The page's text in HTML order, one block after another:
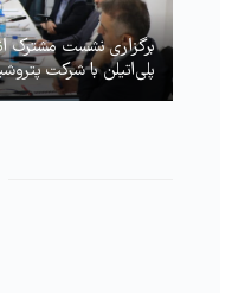
برگزاری نشست مشترک
پلی‌اتیلن با شرکت